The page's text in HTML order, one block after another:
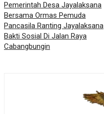
Pemerintah Desa Jayalaksana
Bersama Ormas Pemuda
Pancasila Ranting Jayalaksana
Bakti Sosial Di Jalan Raya
Cabangbungin